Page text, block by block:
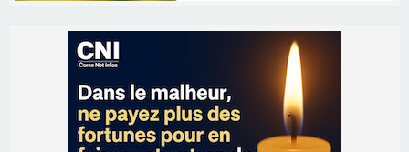
Les brèves
06/08/2026 15:57
Ucciani – Marché des producteurs à Cruculi le